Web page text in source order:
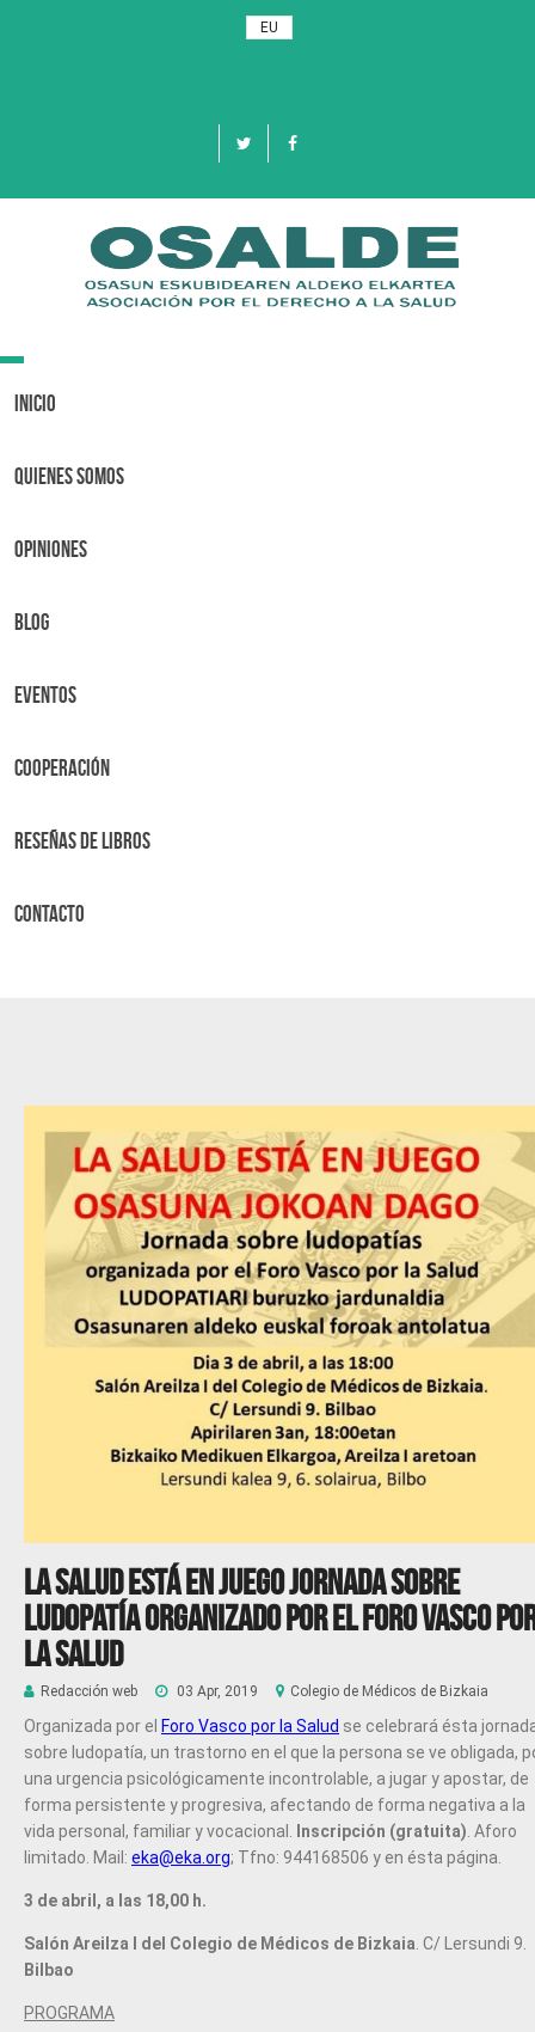
EU
Toggle
Inicio
Quienes Somos
OPINIONES
BLOG
Eventos
Cooperación
Reseñas de libros
Contacto
LA SALUD ESTÁ EN JUEGO Jornada sobre
LUDOPATÍA Organizado por el Foro Vasco
la Salud
Redacción web 03 Apr, 2019 Colegio de Médicos de Bizkaia
Organizada por el Foro Vasco por la Salud se celebrará ésta
sobre ludopatía, un trastorno en el que la persona se ve obligada,
una urgencia psicológicamente incontrolable, a jugar y apostar, de
forma persistente y progresiva, afectando de forma negativa a la
vida personal, familiar y vocacional.
Inscripción (gratuita) . Aforo
limitado. Mail: eka@eka.org; Tfno: 944168506 y en ésta página.
3 de abril, a las 18,00 h.
Salón Areilza I del Colegio de Médicos de Bizkaia . C/ Lersundi 9.
Bilbao
PROGRAMA